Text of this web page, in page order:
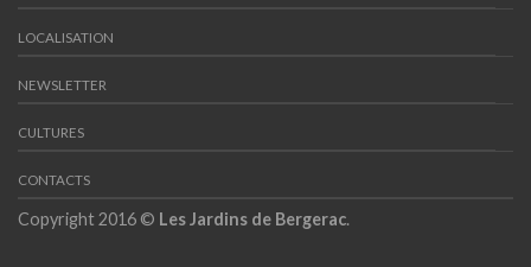
LOCALISATION
NEWSLETTER
CULTURES
CONTACTS
Copyright 2016 © Les Jardins de Bergerac.